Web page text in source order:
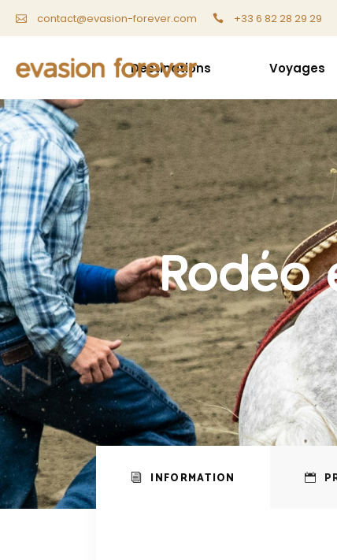
contact@evasion-forever.com +33 6 82 28 29 29
Destinations Voyages
Rodéo
INFORMATION